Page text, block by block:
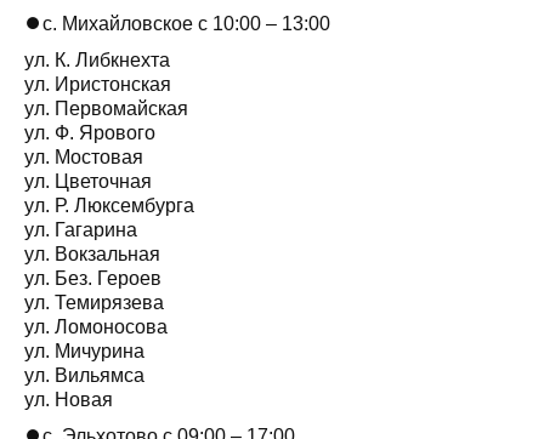
⏺с. Михайловское с 10:00 – 13:00
ул. К. Либкнехта
ул. Иристонская
ул. Первомайская
ул. Ф. Ярового
ул. Мостовая
ул. Цветочная
ул. Р. Люксембурга
ул. Гагарина
ул. Вокзальная
ул. Без. Героев
ул. Темирязева
ул. Ломоносова
ул. Мичурина
ул. Вильямса
ул. Новая